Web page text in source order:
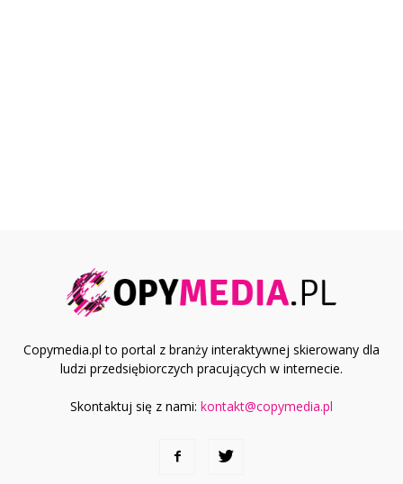
Copymedia.pl to portal z branży interaktywnej skierowany dla
ludzi przedsiębiorczych pracujących w internecie.
Skontaktuj się z nami: kontakt@copymedia.pl